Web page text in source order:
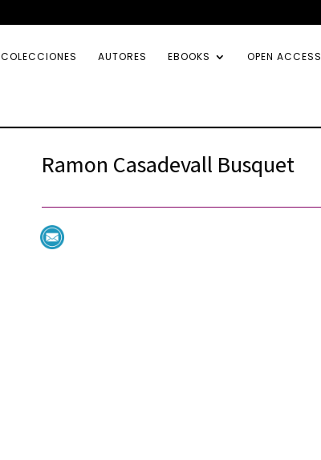
COLECCIONES AUTORES EBOOKS OPEN ACCESS
Ramon Casadevall Busquet